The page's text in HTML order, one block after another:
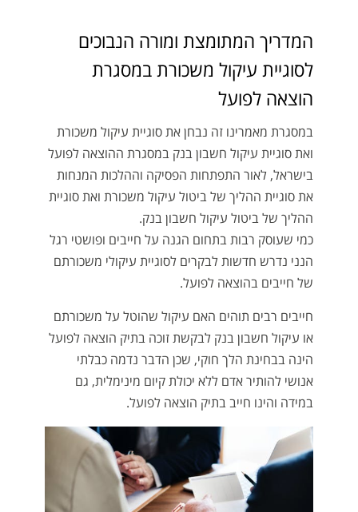
המדריך המתומצת ומורה הנבוכים
לסוגיית עיקול משכורת במסגרת
הוצאה לפועל
במסגרת מאמרינו זה נבחן את סוגיית עיקול משכורת
ואת סוגיית עיקול חשבון בנק במסגרת ההוצאה לפועל
בישראל, לאור התפתחות הפסיקה וההלכות המנחות
את סוגיית ההליך של ביטול עיקול משכורת ואת סוגיית
ההליך של ביטול עיקול חשבון בנק.
כמי שעוסק רבות בתחום הגנה על חייבים ופושטי רגל
הנני נדרש חדשות לבקרים לסוגיית עיקולי משכורתם
של חייבים בהוצאה לפועל.
חייבים רבים תוהים האם עיקול שהוטל על משכורתם
או עיקול חשבון בנק לבקשת זוכה בתיק הוצאה לפועל
הינה בבחינת הלך חוקי, שכן הדבר נדמה כבלתי
אנושי להותיר אדם ללא יכולת קיום מינימלית, גם
במידה והינו חייב בתיק הוצאה לפועל.